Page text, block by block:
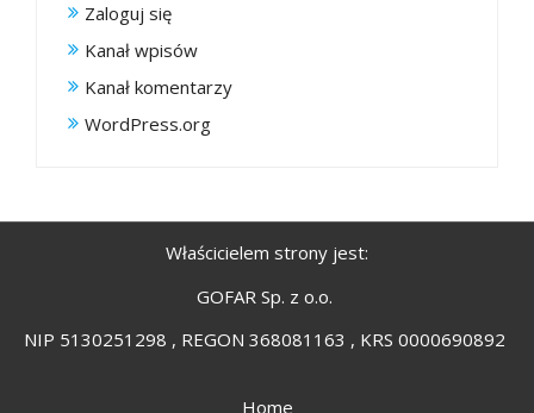
Zaloguj się
Kanał wpisów
Kanał komentarzy
WordPress.org
Właścicielem strony jest:
GOFAR Sp. z o.o.
NIP 5130251298 , REGON 368081163 , KRS 0000690892
Home